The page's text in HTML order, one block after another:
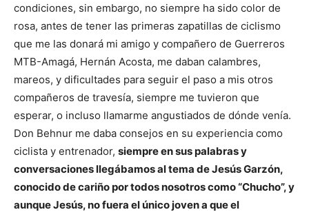
condiciones, sin embargo, no siempre ha sido color de
rosa, antes de tener las primeras zapatillas de ciclismo
que me las donará mi amigo y compañero de Guerreros
MTB-Amagá, Hernán Acosta, me daban calambres,
mareos, y dificultades para seguir el paso a mis otros
compañeros de travesía, siempre me tuvieron que
esperar, o incluso llamarme angustiados de dónde venía.
Don Behnur me daba consejos en su experiencia como
ciclista y entrenador, siempre en sus palabras y
conversaciones llegábamos al tema de Jesús Garzón,
conocido de cariño por todos nosotros como “Chucho”, y
aunque Jesús, no fuera el único joven a que el